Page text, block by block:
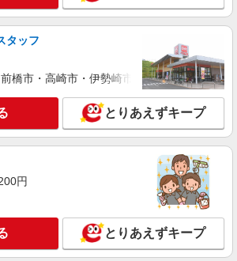
時給1,350円 ★週払いOK（規定あり） ※給与
経験・能力による
愛知県刈谷市 【最寄駅】富士松駅
詳細を見る
員
株式会社 メディカルケア事業部/知立オフィ
助手（ナースエイド）
時給1,350円 ★週払いOK（規定あり） ※給与
愛知県刈谷市 【最寄駅】東刈谷駅
詳細を見る
タッフ
橋市・高崎市・伊勢崎市・太田市・館林市
とりあえずキープ
円
とりあえずキープ